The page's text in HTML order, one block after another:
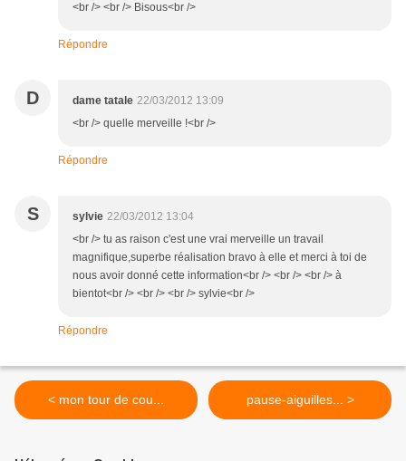
<br /> <br /> Bisous<br />
Répondre
D dame tatale 22/03/2012 13:09
<br /> quelle merveille !<br />
Répondre
S sylvie 22/03/2012 13:04
<br /> tu as raison c'est une vrai merveille un travail
magnifique,superbe réalisation bravo à elle et merci à toi de
nous avoir donné cette information<br /> <br /> <br /> à
bientot<br /> <br /> <br /> sylvie<br />
Répondre
< mon tour de cou... pause-aiguilles... >